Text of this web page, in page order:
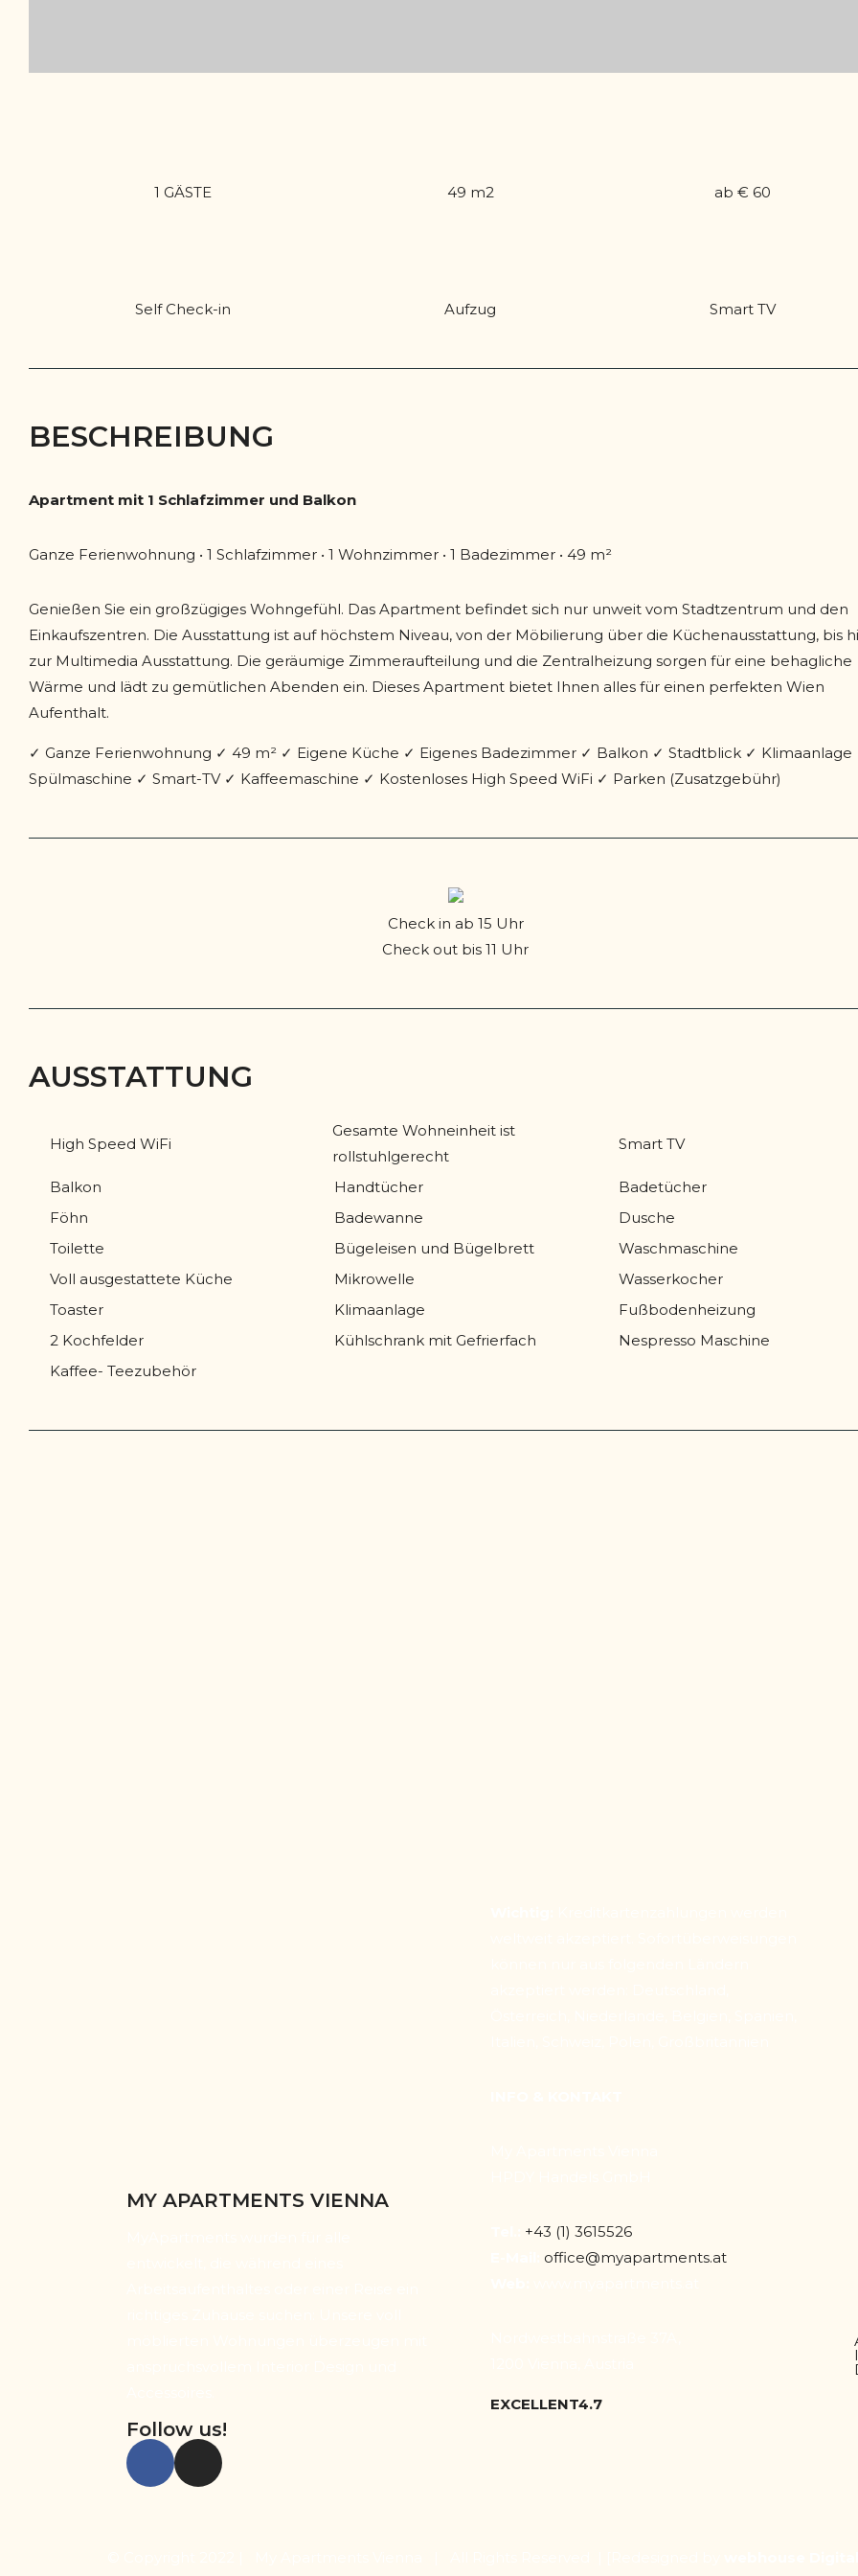
1 GÄSTE
Self Check-in
49 m2
Aufzug
ab € 60
Smart TV
BESCHREIBUNG
Apartment mit 1 Schlafzimmer und Balkon
Ganze Ferienwohnung • 1 Schlafzimmer • 1 Wohnzimmer • 1 Badezimmer • 49 m²
Genießen Sie ein großzügiges Wohngefühl. Das Apartment befindet sich nur unweit vom Stadtzentrum und den
Einkaufszentren. Die Ausstattung ist auf höchstem Niveau, von der Möbilierung über die Küchenausstattung, bis
zur Multimedia Ausstattung. Die geräumige Zimmeraufteilung und die Zentralheizung sorgen für eine behagliche
Wärme und lädt zu gemütlichen Abenden ein. Dieses Apartment bietet Ihnen alles für einen perfekten Wien
Aufenthalt.
✓ Ganze Ferienwohnung ✓ 49 m² ✓ Eigene Küche ✓ Eigenes Badezimmer ✓ Balkon ✓ Stadtblick ✓ Klimaanlage
Spülmaschine ✓ Smart-TV ✓ Kaffeemaschine ✓ Kostenloses High Speed WiFi ✓ Parken (Zusatzgebühr)
Check in ab 15 Uhr
Check out bis 11 Uhr
AUSSTATTUNG
High Speed WiFi
Gesamte Wohneinheit ist
rollstuhlgerecht
Smart TV
Balkon Handtücher
Badetücher
Föhn
Badewanne
Dusche
Toilette
Bügeleisen und Bügelbrett
Waschmaschine
Voll ausgestattete Küche
Mikrowelle
Wasserkocher
Toaster
Klimaanlage
Fußbodenheizung
2 Kochfelder
Kühlschrank mit Gefrierfach
Nespresso Maschine
Kaffee- Teezubehör
MY APARTMENTS VIENNA
Follow us!
+43 (1) 3615526
office@myapartments.at
EXCELLENT4.7